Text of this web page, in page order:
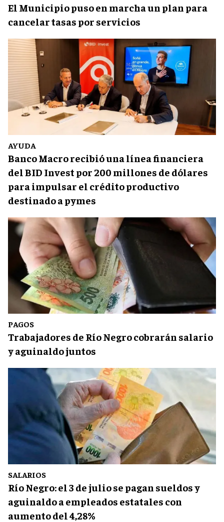
El Municipio puso en marcha un plan para
cancelar tasas por servicios
AYUDA
Banco Macro recibió una línea financiera
del BID Invest por 200 millones de dólares
para impulsar el crédito productivo
destinado a pymes
PAGOS
Trabajadores de Río Negro cobrarán salario
y aguinaldo juntos
SALARIOS
Río Negro: el 3 de julio se pagan sueldos y
aguinaldo a empleados estatales con
aumento del 4,28%